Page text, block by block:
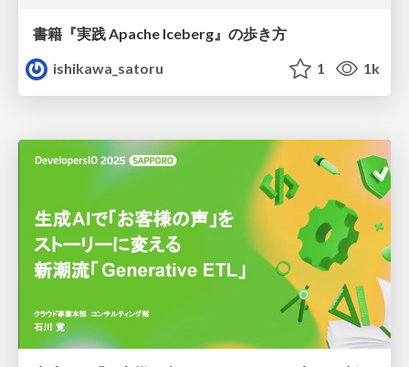
書籍『実践 Apache Iceberg』の歩き方
ishikawa_satoru
1 1k